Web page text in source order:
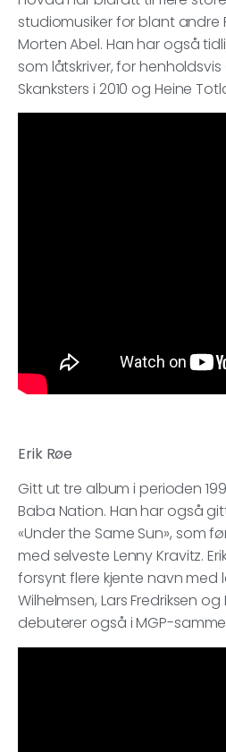
studiomusiker for blant andre
Morten Abel. Han har også
som låtskriver, for
Skanksters i 2010 og Heine
Erik Røe
Gitt ut tre album i perioden
Baba Nation. Han har også
«Under the Same Sun», som
med selveste Lenny Kravitz.
forsynt flere kjente navn med
Wilhelmsen, Lars Fredriksen
debuterer også i MGP-